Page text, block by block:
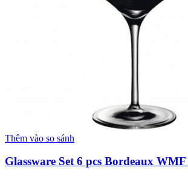
Thêm vào so sánh
Glassware Set 6 pcs Bordeaux